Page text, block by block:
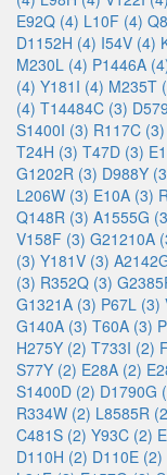
E92Q (4) L10F (4)
D1152H (4) I54V (4)
M230L (4) P1446A
(4) Y181I (4) M235T
(4) T14484C (3)
S1400I (3) R117C (3)
T24H (3) T47D (3)
G1202R (3) D988Y
L206W (3) E10A (3)
Q148R (3) A1555G
V158F (3) G21210A
(3) Y181V (3)
(3) R352Q (3)
G1321A (3) P67L (3)
G140A (3) T60A (3)
H275Y (2) T733I (2)
S77Y (2) E28A (2)
S1400D (2) D1790G
R334W (2) L8585R
C481S (2) Y93C (2)
D110H (2) D110E (2)